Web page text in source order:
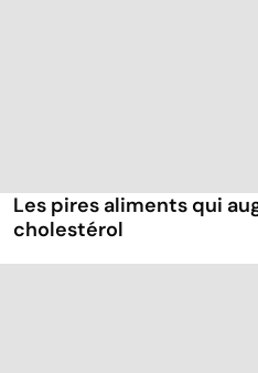
Les pires aliments qui
cholestérol